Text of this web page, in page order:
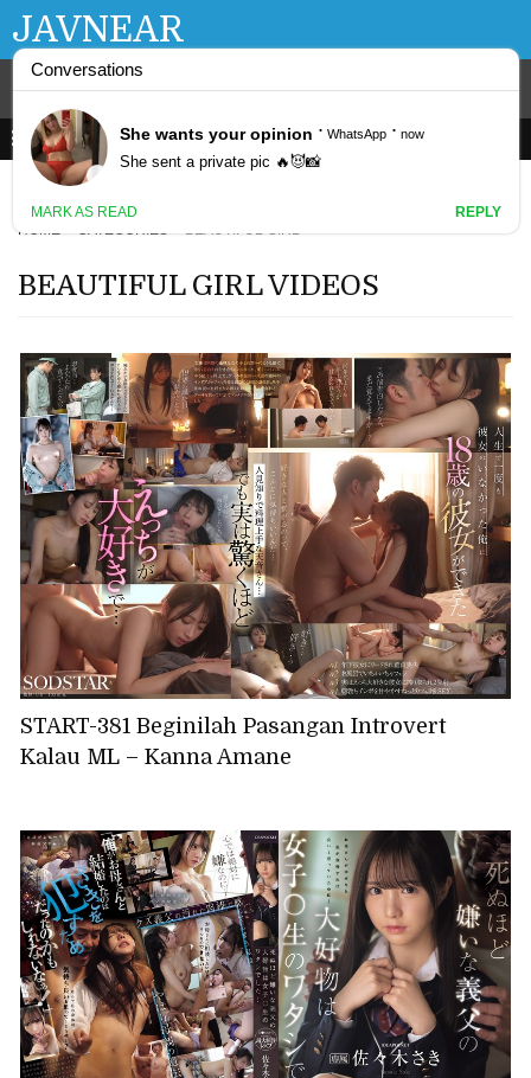
JAVNEAR
HOME CATEGORIES BEAUTIFUL GIRL
BEAUTIFUL GIRL VIDEOS
START-381 Beginilah Pasangan Introvert
Kalau ML – Kanna Amane